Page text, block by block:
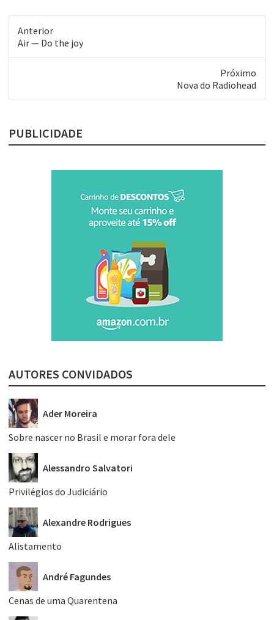
Anterior
Post
Air — Do the joy
Próximo
Nova do Radiohead
PUBLICIDADE
AUTORES CONVIDADOS
Ader Moreira
Sobre nascer no Brasil e morar fora dele
Alessandro Salvatori
Privilégios do Judiciário
Alexandre Rodrigues
Alistamento
André Fagundes
Cenas de uma Quarentena